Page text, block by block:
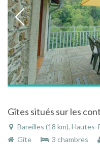
Bareilles (18 km),
Gîte
3 chambres